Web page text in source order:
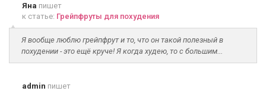
Яна пишет
к статье: Грейпфруты для похудения
Я вообще люблю грейпфрут и то, что он такой полезный в
похудении - это ещё круче! Я когда худею, то с большим...
admin пишет